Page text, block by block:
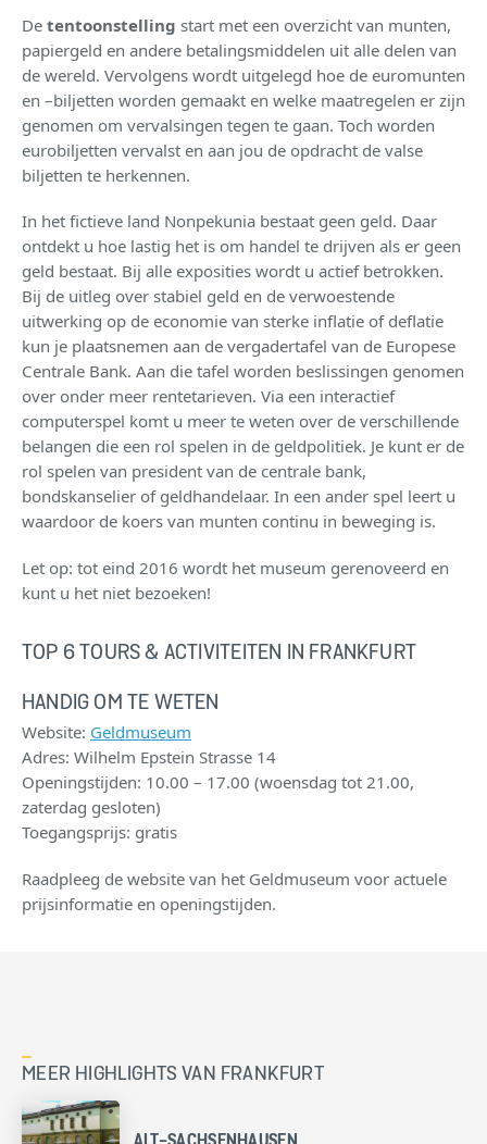
De tentoonstelling start met een overzicht van munten,
papiergeld en andere betalingsmiddelen uit alle delen van
de wereld. Vervolgens wordt uitgelegd hoe de euromunten
en –biljetten worden gemaakt en welke maatregelen er zijn
genomen om vervalsingen tegen te gaan. Toch worden
eurobiljetten vervalst en aan jou de opdracht de valse
biljetten te herkennen.
In het fictieve land Nonpekunia bestaat geen geld. Daar
ontdekt u hoe lastig het is om handel te drijven als er geen
geld bestaat. Bij alle exposities wordt u actief betrokken.
Bij de uitleg over stabiel geld en de verwoestende
uitwerking op de economie van sterke inflatie of deflatie
kun je plaatsnemen aan de vergadertafel van de Europese
Centrale Bank. Aan die tafel worden beslissingen genomen
over onder meer rentetarieven. Via een interactief
computerspel komt u meer te weten over de verschillende
belangen die een rol spelen in de geldpolitiek. Je kunt er de
rol spelen van president van de centrale bank,
bondskanselier of geldhandelaar. In een ander spel leert u
waardoor de koers van munten continu in beweging is.
Let op: tot eind 2016 wordt het museum gerenoveerd en
kunt u het niet bezoeken!
TOP 6 TOURS & ACTIVITEITEN IN FRANKFURT
HANDIG OM TE WETEN
Website: Geldmuseum
Adres: Wilhelm Epstein Strasse 14
Openingstijden: 10.00 – 17.00 (woensdag tot 21.00,
zaterdag gesloten)
Toegangsprijs: gratis
Raadpleeg de website van het Geldmuseum voor actuele
prijsinformatie en openingstijden.
MEER HIGHLIGHTS VAN FRANKFURT